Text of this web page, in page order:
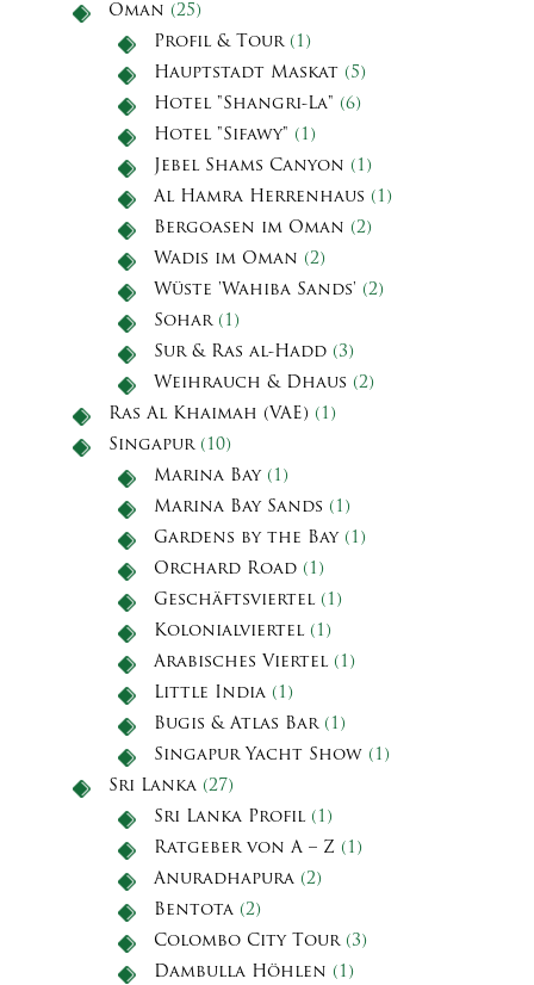
Oman (25)
Profil & Tour(1)
Hauptstadt Maskat (5)
Hotel "Shangri-La" (6)
Hotel "Sifawy" (1)
Jebel Shams Canyon (1)
Al Hamra Herrenhaus (1)
Bergoasen im Oman (2)
Wadis im Oman (2)
Wüste 'Wahiba Sands' (2)
Sohar(1)
Sur & Ras al-Hadd (3)
Weihrauch & Dhaus (2)
Ras Al Khaimah (VAE) (1)
Singapur(10)
Marina Bay(1)
Marina Bay Sands (1)
Gardens by the Bay(1)
Orchard Road (1)
Geschäftsviertel (1)
Kolonialviertel (1)
Arabisches Viertel (1)
Little India (1)
Bugis & Atlas Bar(1)
Singapur Yacht Show (1)
Sri Lanka (27)
Sri Lanka Profil (1)
Ratgeber von A – Z (1)
Anuradhapura (2)
Bentota (2)
Colombo City Tour(3)
Dambulla Höhlen (1)